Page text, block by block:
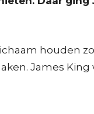
houden
James